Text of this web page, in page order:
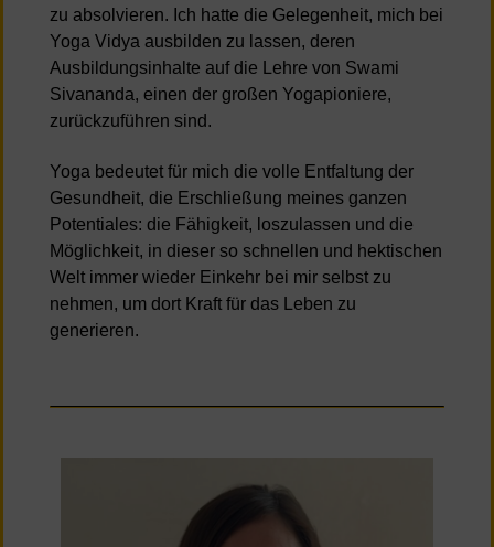
zu absolvieren. Ich hatte die Gelegenheit, mich bei
Yoga Vidya ausbilden zu lassen, deren
Ausbildungsinhalte auf die Lehre von Swami
Sivananda, einen der großen Yogapioniere,
zurückzuführen sind.
Yoga bedeutet für mich die volle Entfaltung der
Gesundheit, die Erschließung meines ganzen
Potentiales: die Fähigkeit, loszulassen und die
Möglichkeit, in dieser so schnellen und hektischen
Welt immer wieder Einkehr bei mir selbst zu
nehmen, um dort Kraft für das Leben zu
generieren.